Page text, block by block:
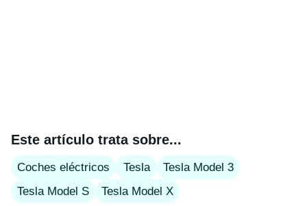
Este artículo trata sobre...
Coches eléctricos Tesla
Tesla Model 3
Tesla Model S
Tesla Model X